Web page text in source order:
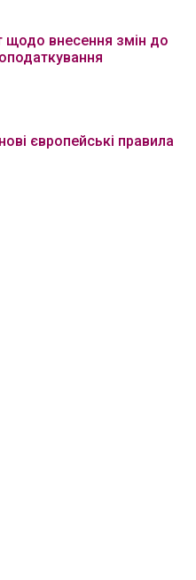
щодо внесення змін до
європейські правила